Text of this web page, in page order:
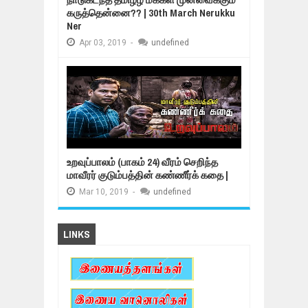
கருத்தென்னை?? | 30th March Nerukku
Ner
Apr 03, 2019 - undefined
உறவுப்பாலம் (பாகம் 24) வீரம் செறிந்த
மாவீரர் குடும்பத்தின் கண்ணீர்க் கதை |
Mar 10, 2019 - undefined
LINKS